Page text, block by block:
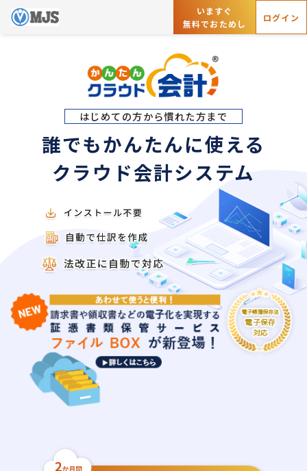
いますぐ
無料でおためし
ログイン
はじめての方から慣れた方まで
誰でもかんたんに使える
クラウド会計システム